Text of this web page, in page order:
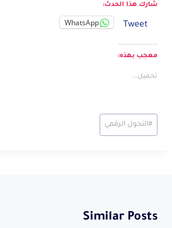
شارك هذا الحدث:
Tweet
WhatsApp
معجب بهذه:
تحميل...
Post
Tags:
#التحول الرقمي
Similar Posts